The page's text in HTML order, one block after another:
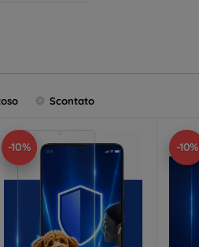
Scontato
-10% -10%